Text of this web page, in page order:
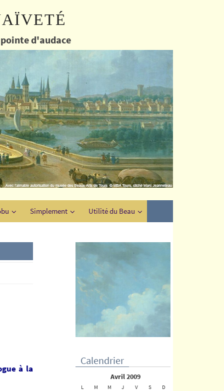
d'audace
Simplement Utilité du Beau
à la
Calendrier
avril 2009
L M M J V S D